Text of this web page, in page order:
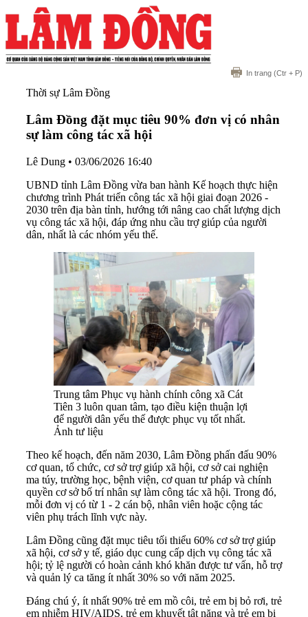
In trang (Ctr + P)
Thời sự Lâm Đồng
Lâm Đồng đặt mục tiêu 90% đơn vị có nhân
sự làm công tác xã hội
Lê Dung • 03/06/2026 16:40
UBND tỉnh Lâm Đồng vừa ban hành Kế hoạch thực hiện
chương trình Phát triển công tác xã hội giai đoạn 2026 -
2030 trên địa bàn tỉnh, hướng tới nâng cao chất lượng dịch
vụ công tác xã hội, đáp ứng nhu cầu trợ giúp của người
dân, nhất là các nhóm yếu thế.
Trung tâm Phục vụ hành chính công xã Cát
Tiên 3 luôn quan tâm, tạo điều kiện thuận lợi
để người dân yếu thế được phục vụ tốt nhất.
Ảnh tư liệu
Theo kế hoạch, đến năm 2030, Lâm Đồng phấn đấu 90%
cơ quan, tổ chức, cơ sở trợ giúp xã hội, cơ sở cai nghiện
ma túy, trường học, bệnh viện, cơ quan tư pháp và chính
quyền cơ sở bố trí nhân sự làm công tác xã hội. Trong đó,
mỗi đơn vị có từ 1 - 2 cán bộ, nhân viên hoặc cộng tác
viên phụ trách lĩnh vực này.
Lâm Đồng cũng đặt mục tiêu tối thiểu 60% cơ sở trợ giúp
xã hội, cơ sở y tế, giáo dục cung cấp dịch vụ công tác xã
hội; tỷ lệ người có hoàn cảnh khó khăn được tư vấn, hỗ trợ
và quản lý ca tăng ít nhất 30% so với năm 2025.
Đáng chú ý, ít nhất 90% trẻ em mồ côi, trẻ em bị bỏ rơi, trẻ
em nhiễm HIV/AIDS, trẻ em khuyết tật nặng và trẻ em bị